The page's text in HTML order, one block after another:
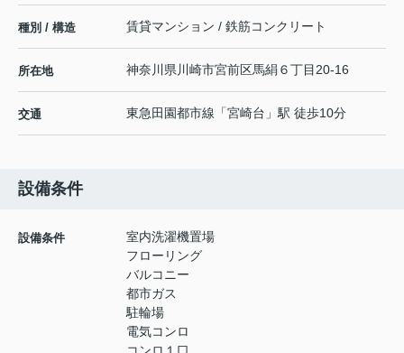
種別 / 構造 賃貸マンション / 鉄筋コンクリート
所在地 神奈川県 川崎市宮前区馬絹６丁目20-16
交通 東急田園都市線 「宮崎台 」駅 徒歩10分
設備条件
設備条件
室内洗濯機置場
フローリング
バルコニー
都市ガス
駐輪場
電気コンロ